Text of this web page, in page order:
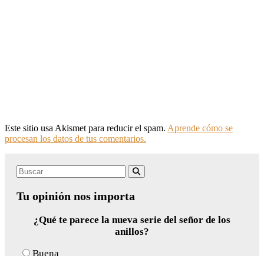
Este sitio usa Akismet para reducir el spam. Aprende cómo se
procesan los datos de tus comentarios.
Search
Tu opinión nos importa
¿Qué te parece la nueva serie del señor de los
anillos?
Buena